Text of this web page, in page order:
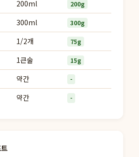
200ml 200g
300ml 300g
1/2개 75g
1큰술 15g
약간 -
약간 -